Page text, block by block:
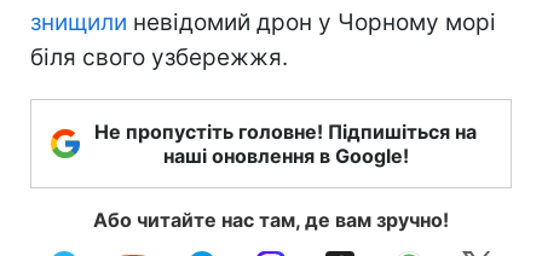
знищили невідомий дрон у Чорному морі
біля свого узбережжя.
Не пропустіть головне! Підпишіться на
наші оновлення в Google!
Або читайте нас там, де вам зручно!